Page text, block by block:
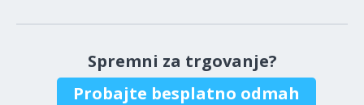
Spremni za trgovanje?
Probajte besplatno odmah